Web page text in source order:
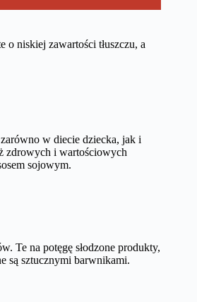
o niskiej zawartości tłuszczu, a
w diecie dziecka, jak i
zdrowych i wartościowych
sojowym.
Te na potęgę słodzone produkty,
są sztucznymi barwnikami.